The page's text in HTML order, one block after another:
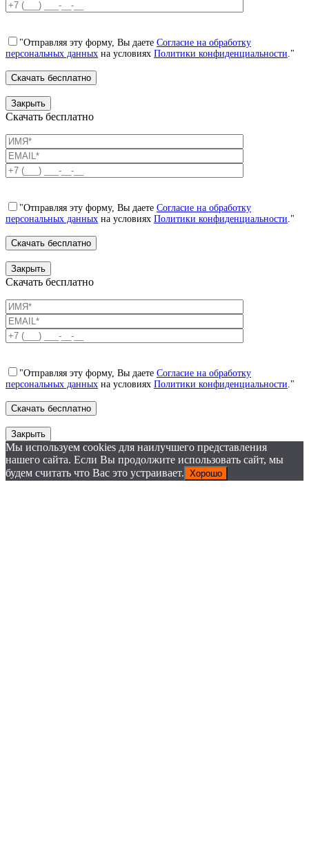
"Отправляя эту форму, Вы даете Согласие на обработку
персональных данных на условиях Политики конфиденциальности ."
Закрыть
Скачать бесплатно
"Отправляя эту форму, Вы даете Согласие на обработку
персональных данных на условиях Политики конфиденциальности ."
Закрыть
Скачать бесплатно
"Отправляя эту форму, Вы даете Согласие на обработку
персональных данных на условиях Политики конфиденциальности ."
Закрыть
Мы используем cookies для наилучшего представления
нашего сайта. Если Вы продолжите использовать сайт, мы
будем считать что Вас это устраивает. Хорошо